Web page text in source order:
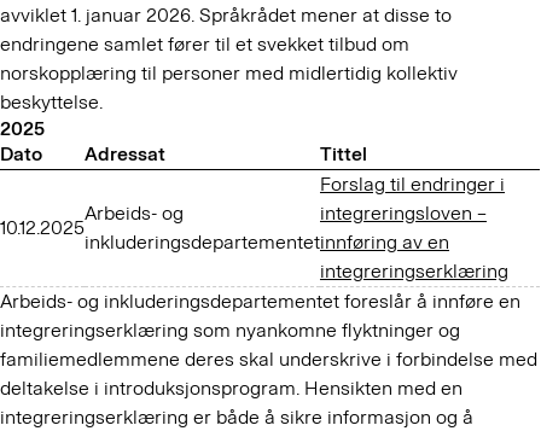
avviklet 1. januar 2026. Språkrådet mener at disse to
endringene samlet fører til et svekket tilbud om
norskopplæring til personer med midlertidig kollektiv
beskyttelse.
2025
Dato
Adressat Tittel
10.12.2025
Arbeids- og
inkluderingsdepartementet
Forslag til endringer i
integreringsloven –
innføring av en
integreringserklæring
Arbeids- og inkluderingsdepartementet foreslår å innføre en
integreringserklæring som nyankomne flyktninger og
familiemedlemmene deres skal underskrive i forbindelse med
deltakelse i introduksjonsprogram. Hensikten med en
integreringserklæring er både å sikre informasjon og å